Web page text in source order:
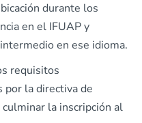
durante los
en el IFUAP y
en ese idioma.
requisitos
la directiva de
la inscripción al